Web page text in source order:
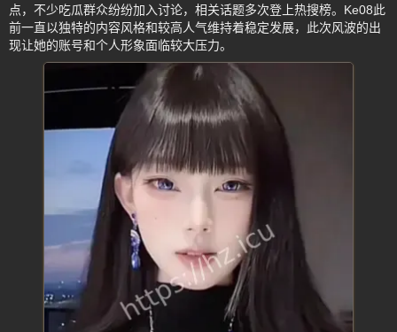
点，不少吃瓜群众纷纷加入讨论，相关话题多次登上热搜榜。Ke08此
前一直以独特的内容风格和较高人气维持着稳定发展，此次风波的出
现让她的账号和个人形象面临较大压力。